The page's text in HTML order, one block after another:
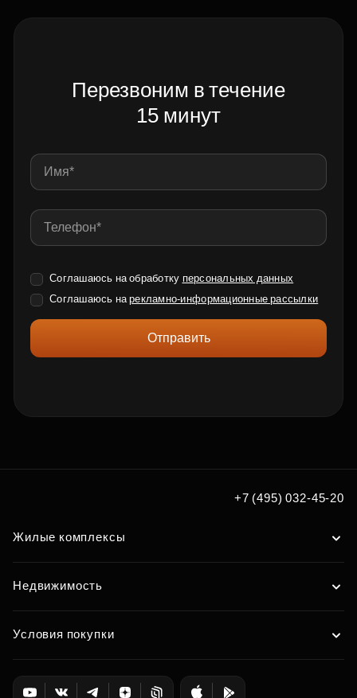
Перезвоним в течение
15 минут
Соглашаюсь на обработку персональных данных
Соглашаюсь нарекламно-информационные рассылки
Отправить
+7 (495) 032-45-20
Жилые комплексы
Недвижимость
Условия покупки